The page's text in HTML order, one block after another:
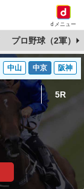
dメニュー
プロ野球（2軍）
中山 中京 阪神
5R